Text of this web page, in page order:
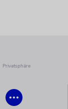
•••
Privatsphäre